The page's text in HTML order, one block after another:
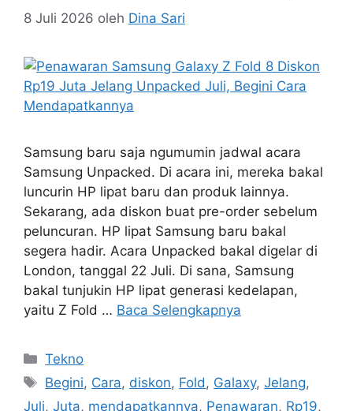
8 Juli 2026 oleh Dina Sari
Samsung baru saja ngumumin jadwal acara
Samsung Unpacked. Di acara ini, mereka bakal
luncurin HP lipat baru dan produk lainnya.
Sekarang, ada diskon buat pre-order sebelum
peluncuran. HP lipat Samsung baru bakal
segera hadir. Acara Unpacked bakal digelar di
London, tanggal 22 Juli. Di sana, Samsung
bakal tunjukin HP lipat generasi kedelapan,
yaitu Z Fold … Baca Selengkapnya
Kategori
Tekno
Tag
Begini, Cara, diskon, Fold , Galaxy,Jelang,
Juli, Juta, mendapatkannya, Penawaran, Rp19,